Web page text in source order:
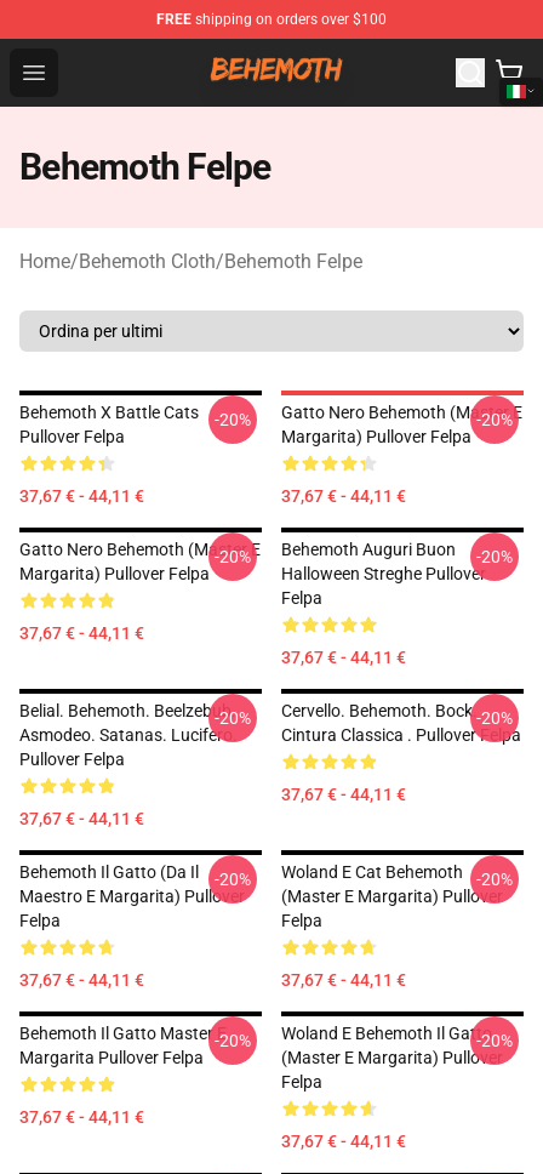
FREE shipping on orders over $100
Open menu
Behemoth Store - Official Behemoth Merchandise Shop
Behemoth Felpe
Home/Behemoth Cloth/Behemoth Felpe
Behemoth X Battle Cats
Pullover Felpa
37,67 € - 44,11 €
-20%
Gatto Nero Behemoth (Master E
Margarita) Pullover Felpa
37,67 € - 44,11 €
-20%
Gatto Nero Behemoth (Master E
Margarita) Pullover Felpa
37,67 € - 44,11 €
-20%
Behemoth Auguri Buon
Halloween Streghe Pullover
Felpa
37,67 € - 44,11 €
-20%
Belial. Behemoth. Beelzebub.
Asmodeo. Satanas. Lucifero.
Pullover Felpa
37,67 € - 44,11 €
-20%
Cervello. Behemoth. Bock.
Cintura Classica . Pullover Felpa
37,67 € - 44,11 €
-20%
Behemoth Il Gatto (da Il
Maestro E Margarita) Pullover
Felpa
37,67 € - 44,11 €
-20%
Woland E Cat Behemoth
(Master E Margarita) Pullover
Felpa
37,67 € - 44,11 €
-20%
Behemoth Il Gatto Master E
Margarita Pullover Felpa
37,67 € - 44,11 €
-20%
Woland E Behemoth Il Gatto
(Master E Margarita) Pullover
Felpa
37,67 € - 44,11 €
-20%